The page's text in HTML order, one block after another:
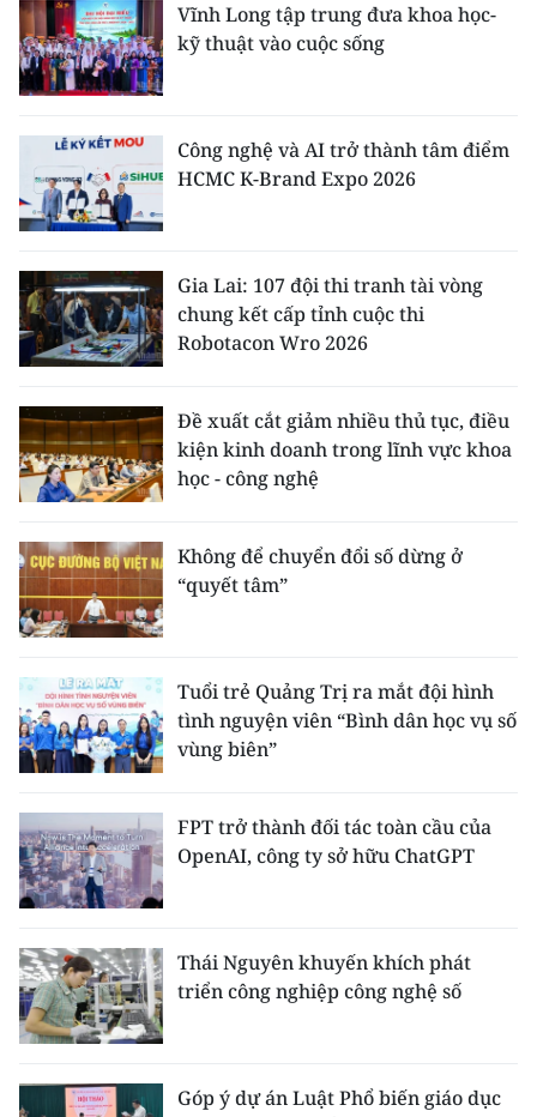
Vĩnh Long tập trung đưa khoa học-
kỹ thuật vào cuộc sống
Công nghệ và AI trở thành tâm điểm
HCMC K-Brand Expo 2026
Gia Lai: 107 đội thi tranh tài vòng
chung kết cấp tỉnh cuộc thi
Robotacon Wro 2026
Đề xuất cắt giảm nhiều thủ tục, điều
kiện kinh doanh trong lĩnh vực khoa
học - công nghệ
Không để chuyển đổi số dừng ở
“quyết tâm”
Tuổi trẻ Quảng Trị ra mắt đội hình
tình nguyện viên “Bình dân học vụ số
vùng biên”
FPT trở thành đối tác toàn cầu của
OpenAI, công ty sở hữu ChatGPT
Thái Nguyên khuyến khích phát
triển công nghiệp công nghệ số
Góp ý dự án Luật Phổ biến giáo dục